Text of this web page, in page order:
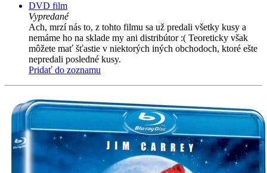
DVD film
Vypredané
Ach, mrzí nás to, z tohto filmu sa už predali všetky kusy a
nemáme ho na sklade my ani distribútor :( Teoreticky však
môžete mať šťastie v niektorých iných obchodoch, ktoré ešte
nepredali posledné kusy.
Pridať do zoznamu